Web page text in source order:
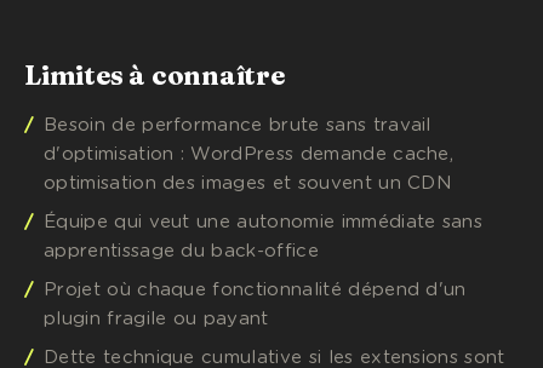
Limites à connaître
Besoin de performance brute sans travail
d'optimisation : WordPress demande cache,
optimisation des images et souvent un CDN
Équipe qui veut une autonomie immédiate sans
apprentissage du back-office
Projet où chaque fonctionnalité dépend d'un
plugin fragile ou payant
Dette technique cumulative si les extensions sont